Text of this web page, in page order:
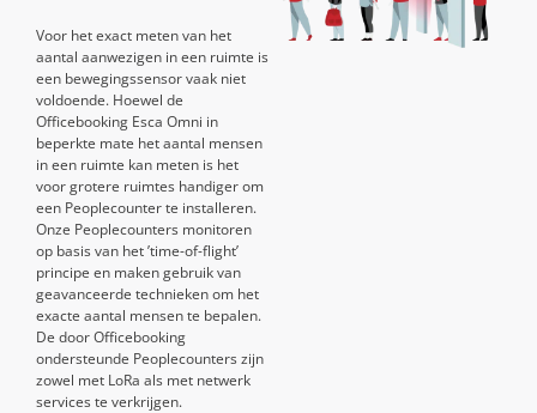
Voor het exact meten van het
aantal aanwezigen in een ruimte is
een bewegingssensor vaak niet
voldoende. Hoewel de
Officebooking Esca Omni in
beperkte mate het aantal mensen
in een ruimte kan meten is het
voor grotere ruimtes handiger om
een Peoplecounter te installeren.
Onze Peoplecounters monitoren
op basis van het ’time-of-flight’
principe en maken gebruik van
geavanceerde technieken om het
exacte aantal mensen te bepalen.
De door Officebooking
ondersteunde Peoplecounters zijn
zowel met LoRa als met netwerk
services te verkrijgen.